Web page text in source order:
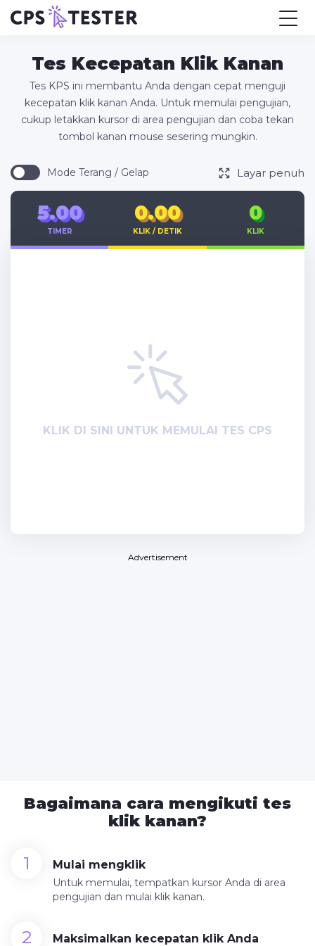
Tes Kecepatan Klik Kanan
Tes KPS ini membantu Anda dengan cepat menguji
kecepatan klik kanan Anda. Untuk memulai pengujian,
cukup letakkan kursor di area pengujian dan coba tekan
tombol kanan mouse sesering mungkin.
Mode Terang / Gelap Layar penuh
5.00
TIMER
0.00
KLIK / DETIK
0
KLIK
KLIK DI SINI UNTUK MEMULAI TES CPS
Play
Video
Watch on
ओये रे पाड़ोसिन दारी || Satto Gurjar New Dj Song ||
Dance 2024
Advertisement
Bagaimana cara mengikuti tes
klik kanan?
Mulai mengklik
Untuk memulai, tempatkan kursor Anda di area
pengujian dan mulai klik kanan.
Maksimalkan kecepatan klik Anda